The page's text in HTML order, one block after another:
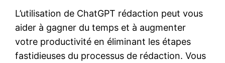
L’utilisation de ChatGPT rédaction peut vous
aider à gagner du temps et à augmenter
votre productivité en éliminant les étapes
fastidieuses du processus de rédaction. Vous